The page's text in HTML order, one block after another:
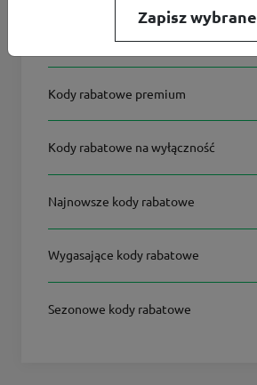
Wszystkie kody rabatowe
Kody rabatowe premium
Kody rabatowe na wyłączność
Najnowsze kody rabatowe
Wygasające kody rabatowe
Sezonowe kody rabatowe
Zapisz wybrane